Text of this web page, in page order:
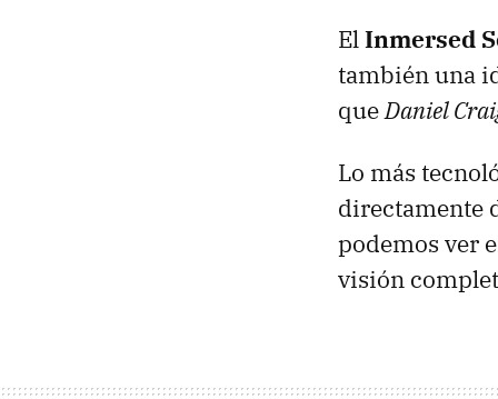
ElInmersed
también una
queDaniel
Lo más
directamente
podemos ver
visión